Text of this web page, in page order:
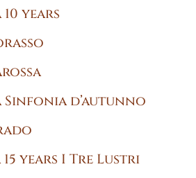
years
Sinfonia d’autunno
years I Tre Lustri